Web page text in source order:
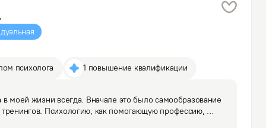
психолога 1 повышение квалификации
в моей жизни всегда. Вначале это было самообразование
тренингов. Психологию, как помогающую профессию,
Работа моего первого психолога оказалась